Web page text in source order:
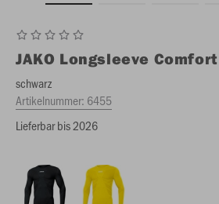
JAKO Longsleeve
schwarz
Artikelnummer: 6455
Lieferbar bis 2026